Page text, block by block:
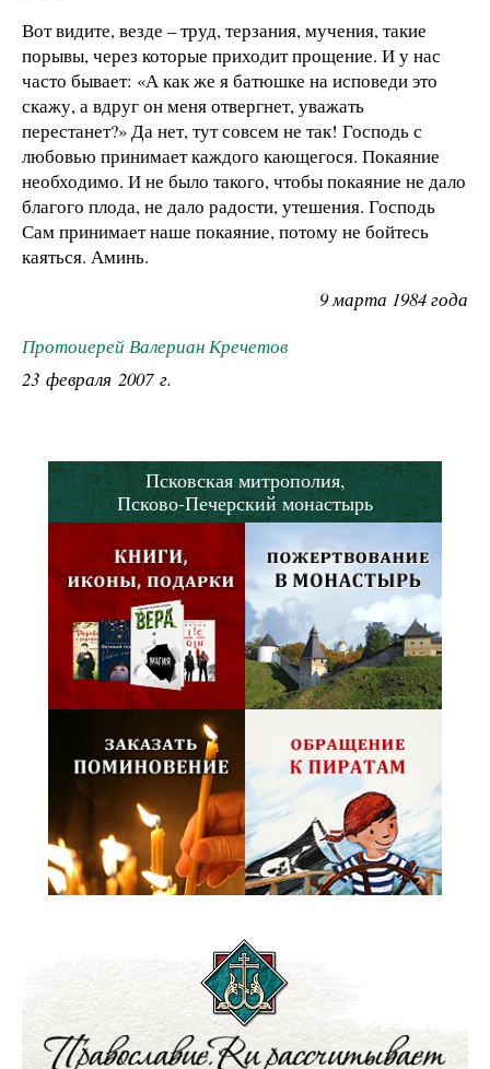
Вот видите, везде – труд, терзания, мучения, такие
порывы, через которые приходит прощение. И у нас
часто бывает: «А как же я батюшке на исповеди это
скажу, а вдруг он меня отвергнет, уважать
перестанет?» Да нет, тут совсем не так! Господь с
любовью принимает каждого кающегося. Покаяние
необходимо. И не было такого, чтобы покаяние не дало
благого плода, не дало радости, утешения. Господь
Сам принимает наше покаяние, потому не бойтесь
каяться. Аминь.
9 марта 1984 года
Протоиерей Валериан Кречетов
23 февраля 2007 г.
Псковская митрополия,
Псково-Печерский монастырь